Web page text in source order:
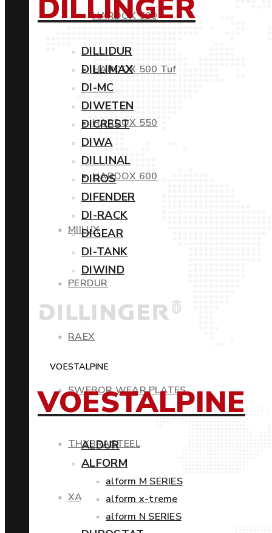
HARDOX 500
HARDOX 500 Tuf
HARDOX 550
HARDOX 600
MIILUX
PERDUR
RAEX
SWEBOR WEAR PLATES
THYBRASTEEL
XAR
DILLINGER
DILLIDUR
DILLIMAX
DI-MC
DIWETEN
DICREST
DIWA
DILLINAL
DIROS
DIFENDER
DI-RACK
DIGEAR
DI-TANK
DIWIND
VOESTALPINE
VOESTALPINE
ALDUR
ALFORM
alform M SERIES
alform x-treme
alform N SERIES